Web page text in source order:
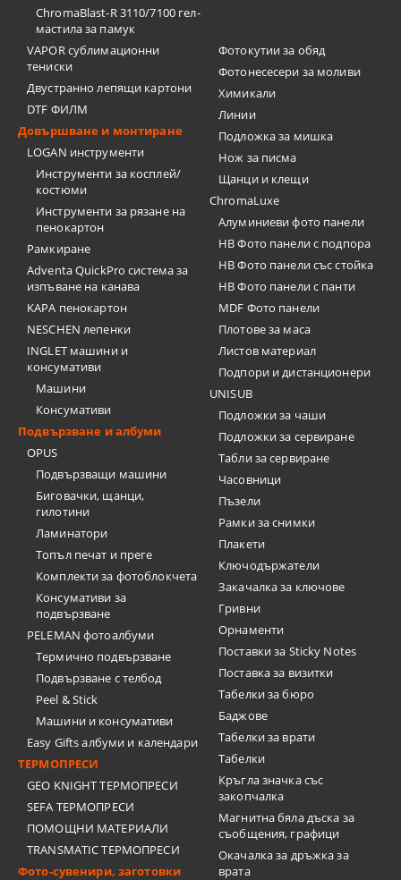
ChromaBlast-R 3110/7100 гел-
мастила за памук
VAPOR сублимационни
тениски
Двустранно лепящи картони
DTF ФИЛМ
Довършване и монтиране
LOGAN инструменти
Инструменти за косплей/
костюми
Инструменти за рязане на
пенокартон
Рамкиране
Adventa QuickPro система за
изпъване на канава
KAPA пенокартон
NESCHEN лепенки
INGLET машини и
консумативи
Машини
Консумативи
Подвързване и албуми
OPUS
Подвързващи машини
Биговачки, щанци,
гилотини
Ламинатори
Топъл печат и преге
Комплекти за фотоблокчета
Консумативи за
подвързване
PELEMAN фотоалбуми
Термично подвързване
Подвързване с телбод
Peel & Stick
Машини и консумативи
Easy Gifts албуми и календари
ТЕРМОПРЕСИ
GEO KNIGHT ТЕРМОПРЕСИ
SEFA ТЕРМОПРЕСИ
ПОМОЩНИ МАТЕРИАЛИ
TRANSMATIC ТЕРМОПРЕСИ
Фото-сувенири, заготовки
Фотокутии за обяд
Фотонесесери за моливи
Химикали
Линии
Подложка за мишка
Нож за писма
Щанци и клещи
ChromaLuxe
Алуминиеви фото панели
HB Фото панели с подпора
HB Фото панели със стойка
HB Фото панели с панти
MDF Фото панели
Плотове за маса
Листов материал
Подпори и дистанционери
UNISUB
Подложки за чаши
Подложки за сервиране
Табли за сервиране
Часовници
Пъзели
Рамки за снимки
Плакети
Ключодържатели
Закачалка за ключове
Гривни
Орнаменти
Поставки за Sticky Notes
Поставка за визитки
Tабелки за бюро
Баджове
Табелки за врати
Табелки
Кръгла значка със
закопчалка
Магнитна бяла дъска за
съобщения, графици
Окачалка за дръжка за
врата